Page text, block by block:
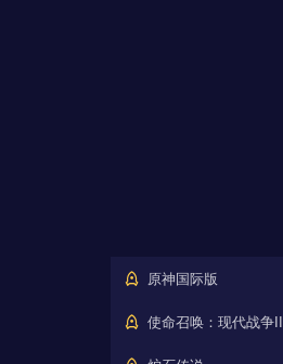
原神国际版
使命召唤：现代战争